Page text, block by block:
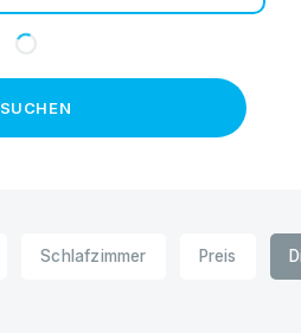
SUCHEN
Schlafzimmer Preis